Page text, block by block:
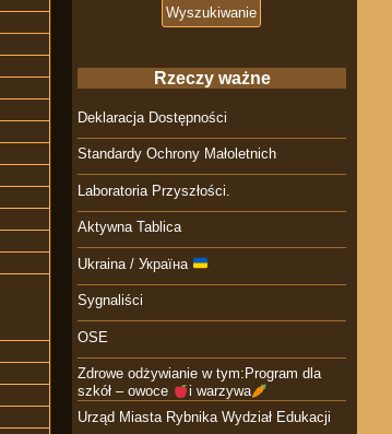
Rzeczy ważne
Deklaracja Dostępności
Standardy Ochrony Małoletnich
Laboratoria Przyszłości.
Aktywna Tablica
Ukraina / Україна
Sygnaliści
OSE
Zdrowe odżywianie w tym:Program dla
szkół – owoce
i warzywa
Urząd Miasta Rybnika Wydział Edukacji